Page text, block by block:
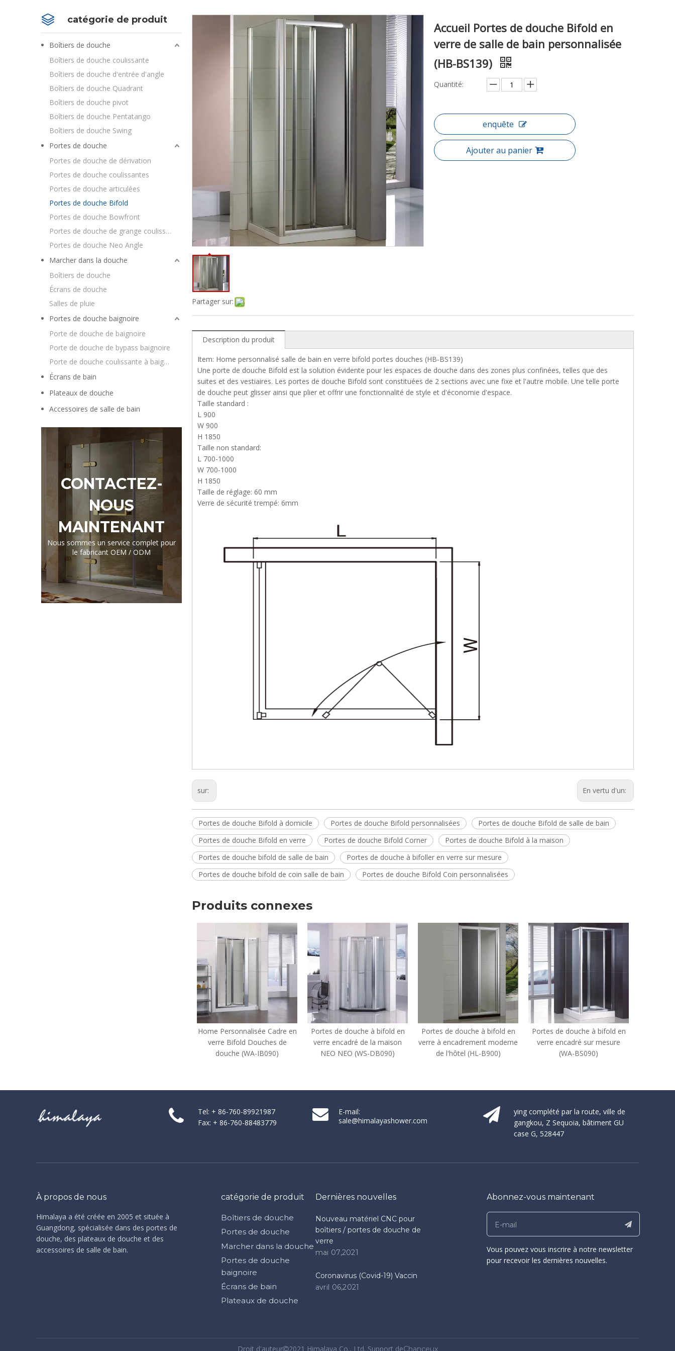
catégorie de produit
Boîtiers de douche
Boîtiers de douche coulissante
Boîtiers de douche d'entrée d'angle
Boîtiers de douche Quadrant
Boîtiers de douche pivot
Boîtiers de douche Pentatango
Boîtiers de douche Swing
Portes de douche
Portes de douche de dérivation
Portes de douche coulissantes
Portes de douche articulées
Portes de douche Bifold
Portes de douche Bowfront
Portes de douche de grange coulissantes
Portes de douche Neo Angle
Marcher dans la douche
Boîtiers de douche
Écrans de douche
Salles de pluie
Portes de douche baignoire
Porte de douche de baignoire
Porte de douche de bypass baignoire
Porte de douche coulissante à baignoire
Écrans de bain
Plateaux de douche
Accessoires de salle de bain
CONTACTEZ-
NOUS
MAINTENANT
Nous sommes un service complet pour
le fabricant OEM / ODM
Partager sur:
Accueil Portes de douche Bifold en
verre de salle de bain personnalisée
(HB-BS139)
Quantité:
enquête
Ajouter au panier
Description du produit
Item: Home personnalisé salle de bain en verre bifold portes douches (HB-BS139)
Une porte de douche Bifold est la solution évidente pour les espaces de douche dans des zones plus confinées, telles que des
suites et des vestiaires. Les portes de douche Bifold sont constituées de 2 sections avec une fixe et l'autre mobile. Une telle porte
de douche peut glisser ainsi que plier et offrir une fonctionnalité de style et d'économie d'espace.
Taille standard :
L 900
W 900
H 1850
Taille non standard:
L 700-1000
W 700-1000
H 1850
Taille de réglage: 60 mm
Verre de sécurité trempé: 6mm
sur: En vertu d'un:
Portes de douche Bifold à domicile Portes de douche Bifold personnalisées
Portes de douche Bifold de salle de bain
Portes de douche Bifold en verre
Portes de douche Bifold Corner
Portes de douche Bifold à la maison
Portes de douche bifold de salle de bain
Portes de douche à bifoller en verre sur mesure
Portes de douche bifold de coin salle de bain
Portes de douche Bifold Coin personnalisées
Produits connexes
Home Personnalisée Cadre en
verre Bifold Douches de
Portes de douche à bifold en
verre encadré de la maison
NEO NEO (WS-DB090)
Portes de douche à bifold en
verre à encadrement moderne
de l'hôtel (HL-B900)
Portes de douche à bifold en
verre encadré sur mesure
(WA-BS090)
Portes de douche à bifold de
salle de bain personnalisée de
l'hôtel (WS-IB090)
Tel: + 86-760-89921987
Fax: + 86-760-88483779
E-mail:
sale@himalayashower.com
ying complété par la route, ville de
gangkou, Z Sequoia, bâtiment GU
case G, 528447
À propos de nous
Himalaya a été créée en 2005 et située à
Guangdong, spécialisée dans des portes de
douche, des plateaux de douche et des
accessoires de salle de bain.
catégorie de produit
Boîtiers de douche
Portes de douche
Marcher dans la douche
Portes de douche
baignoire
Écrans de bain
Plateaux de douche
Dernières nouvelles
Nouveau matériel CNC pour
boîtiers / portes de douche de
verre
mai 07,2021
Coronavirus (Covid-19) Vaccin
avril 06,2021
Abonnez-vous maintenant
Vous pouvez vous inscrire à notre newsletter
pour recevoir les dernières nouvelles.
Droit d'auteur2021 Himalaya Co., Ltd. Support deChanceux